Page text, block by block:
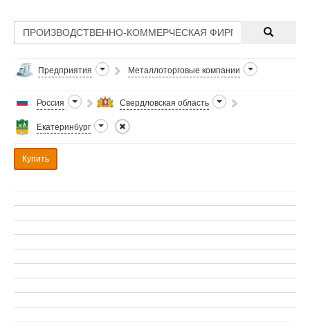
Предприятия Металлоторговые компании
Россия Свердловская область
Екатеринбург
Купить